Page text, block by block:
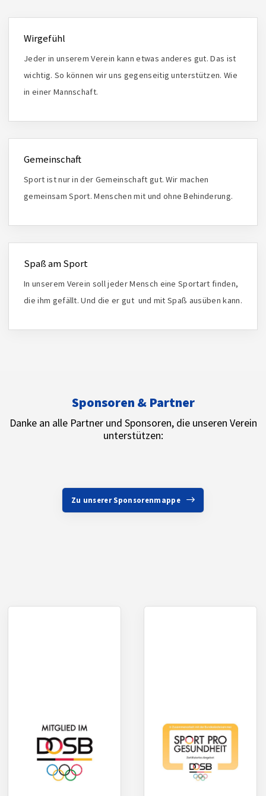
Wirgefühl
Jeder in unserem Verein kann etwas anderes gut. Das ist
wichtig. So können wir uns gegenseitig unterstützen. Wie
in einer Mannschaft.
Gemeinschaft
Sport ist nur in der Gemeinschaft gut. Wir machen
gemeinsam Sport. Menschen mit und ohne Behinderung.
Spaß am Sport
In unserem Verein soll jeder Mensch eine Sportart finden,
die ihm gefällt. Und die er gut und mit Spaß ausüben kann.
Sponsoren & Partner
Danke an alle Partner und Sponsoren, die unseren Verein
unterstützen:
Zu unserer Sponsorenmappe